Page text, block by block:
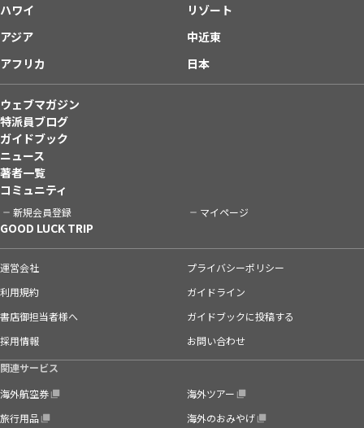
ハワイ
リゾート
アジア
中近東
アフリカ
日本
ウェブマガジン
特派員ブログ
ガイドブック
ニュース
著者一覧
コミュニティ
新規会員登録 マイページ
GOOD LUCK TRIP
運営会社
プライバシーポリシー
利用規約
ガイドライン
書店御担当者様へ
ガイドブックに投稿する
採用情報
お問い合わせ
関連サービス
海外航空券
海外ツアー
旅行用品
海外のおみやげ